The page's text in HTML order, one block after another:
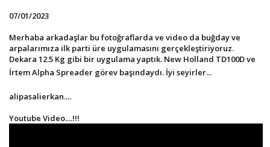
07/01/2023
Merhaba arkadaşlar bu fotoğraflarda ve video da buğday ve
arpalarımıza ilk parti üre uygulamasını gerçekleştiriyoruz.
Dekara 12.5 Kg gibi bir uygulama yaptık. New Holland TD100D ve
İrtem Alpha Spreader görev başındaydı. İyi seyirler...
alipasalierkan....
Youtube Video....!!!